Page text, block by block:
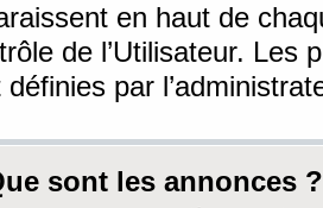
en haut de
de l’Utilisateur. Les
définies par
sont les annonces ?